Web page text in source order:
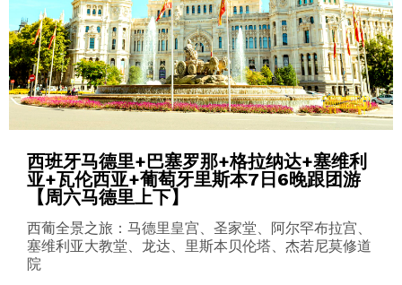
西班牙马德里+巴塞罗那+格拉纳达+塞维利
亚+瓦伦西亚+葡萄牙里斯本7日6晚跟团游
【周六马德里上下】
西葡全景之旅：马德里皇宫、圣家堂、阿尔罕布拉宫、
塞维利亚大教堂、龙达、里斯本贝伦塔、杰若尼莫修道
院